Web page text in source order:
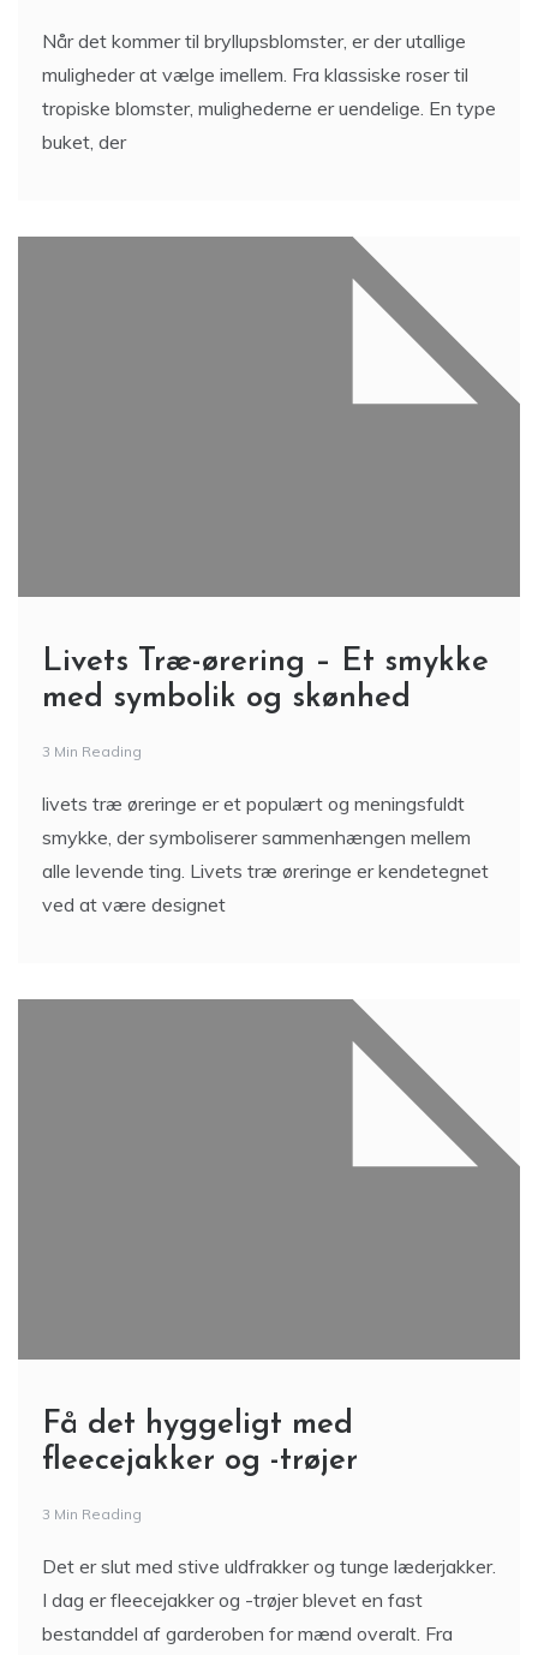
Når det kommer til bryllupsblomster, er der utallige
muligheder at vælge imellem. Fra klassiske roser til
tropiske blomster, mulighederne er uendelige. En type
buket, der
Livets Træ-ørering – Et smykke
med symbolik og skønhed
3 Min Reading
livets træ øreringe er et populært og meningsfuldt
smykke, der symboliserer sammenhængen mellem
alle levende ting. Livets træ øreringe er kendetegnet
ved at være designet
Få det hyggeligt med
fleecejakker og -trøjer
3 Min Reading
Det er slut med stive uldfrakker og tunge læderjakker.
I dag er fleecejakker og -trøjer blevet en fast
bestanddel af garderoben for mænd overalt. Fra